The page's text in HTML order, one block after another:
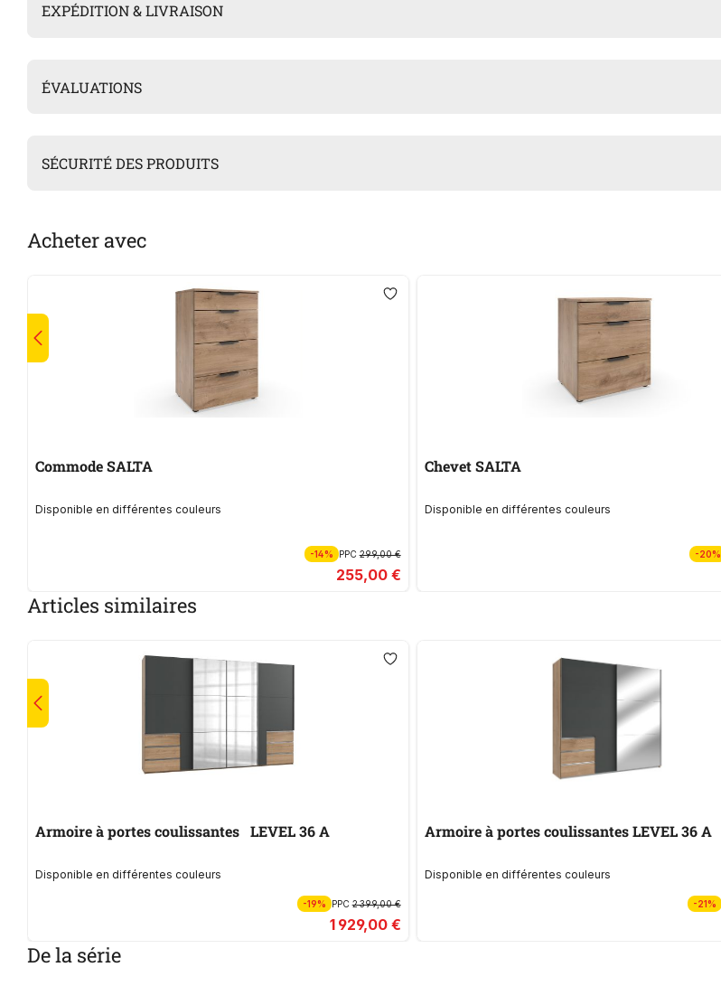
EXPÉDITION & LIVRAISON
ÉVALUATIONS
SÉCURITÉ DES PRODUITS
Acheter avec
Commode SALTA
Disponible en différentes couleurs
-14% PPC299,00 €
255,00 €
Chevet SALTA
Disponible en différentes couleurs
-20%
Articles similaires
Armoire à portes coulissantes LEVEL 36 A
Disponible en différentes couleurs
-19% PPC2 399,00 €
1 929,00 €
Armoire à portes coulissantes LEVEL 36 A
Disponible en différentes couleurs
-21%
De la série